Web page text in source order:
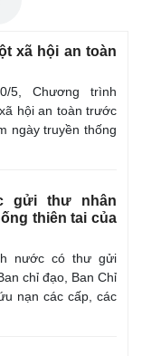
xã hội an toàn
5, Chương trình
hội an toàn trước
ngày truyền thống
gửi thư nhân
thiên tai của
nước có thư gửi
chỉ đạo, Ban Chỉ
nạn các cấp, các